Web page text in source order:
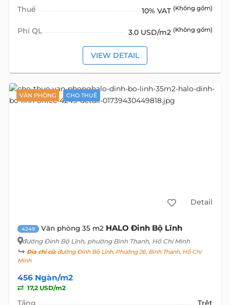
Thuế 10% VAT (Không gồm)
Phí QL 3.0 USD/m2 (Không gồm)
VIEW DETAIL
VĂN PHÒNG CHO THUÊ
Detail
4249 Văn phòng 35 m2 HALO Đinh Bộ Lĩnh
đường Đinh Bộ Lĩnh, phường Bình Thạnh, Hồ Chí Minh
Địa chỉ cũ:đường Đinh Bộ Lĩnh, Phường 26, Bình Thạnh, Hồ Chí
Minh
456 Ngàn/m2
17,2 USD/m2
Tầng Trệt